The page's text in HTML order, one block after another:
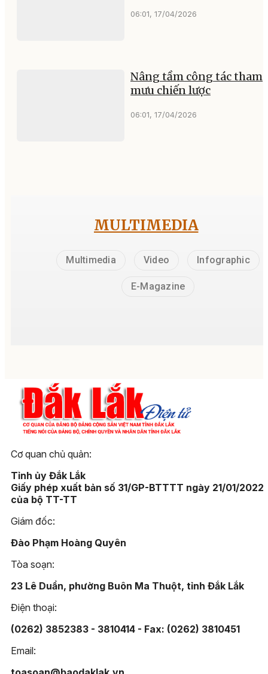
06:01, 17/04/2026
Nâng tầm công tác tham
mưu chiến lược
06:01, 17/04/2026
MULTIMEDIA
Multimedia Video Infographic
E-Magazine
Cơ quan chủ quản:
Tỉnh ủy Đắk Lắk
Giấy phép xuất bản số 31/GP-BTTTT ngày 21/01/2022
của bộ TT-TT
Giám đốc:
Đào Phạm Hoàng Quyên
Tòa soạn:
23 Lê Duẩn, phường Buôn Ma Thuột, tỉnh Đắk Lắk
Điện thoại:
(0262) 3852383 - 3810414 - Fax: (0262) 3810451
Email: